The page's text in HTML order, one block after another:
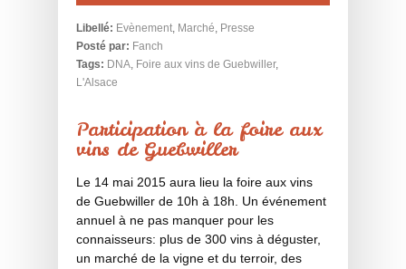
Libellé: Evènement, Marché, Presse
Posté par: Fanch
Tags: DNA, Foire aux vins de Guebwiller,
L'Alsace
Participation à la foire aux
vins de Guebwiller
Le 14 mai 2015 aura lieu la foire aux vins
de Guebwiller de 10h à 18h. Un événement
annuel à ne pas manquer pour les
connaisseurs: plus de 300 vins à déguster,
un marché de la vigne et du terroir, des